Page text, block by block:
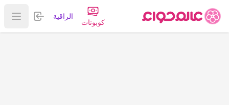
كوبونات
الراقية تسجيل
عرض